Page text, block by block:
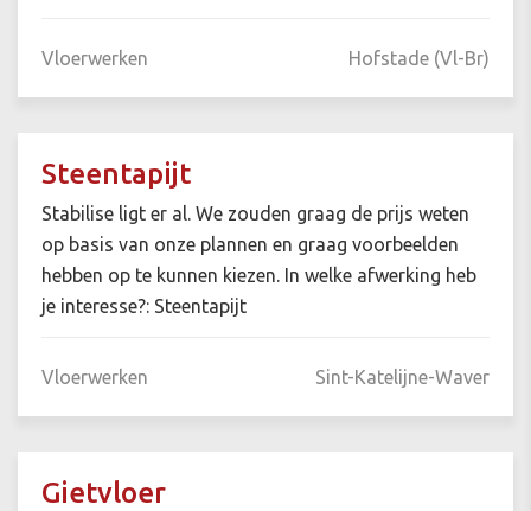
Vloerwerken Hofstade (Vl-Br)
Steentapijt
Stabilise ligt er al. We zouden graag de prijs weten
op basis van onze plannen en graag voorbeelden
hebben op te kunnen kiezen. In welke afwerking heb
je interesse?: Steentapijt
Vloerwerken Sint-Katelijne-Waver
Gietvloer